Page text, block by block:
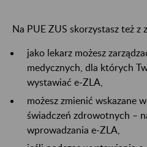
Na PUE ZUS skorzystasz też z
jako lekarz możesz
medycznych, dla których
wystawiać e-ZLA,
możesz zmienić wskazane
świadczeń zdrowotnych –
wprowadzania e-ZLA,